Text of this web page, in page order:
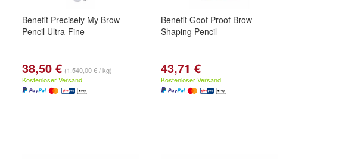
Benefit Precisely My Brow
Pencil Ultra-Fine
38,50 € (1.540,00 € / kg)
Kostenloser Versand
Benefit Goof Proof Brow
Shaping Pencil
43,71 €
Kostenloser Versand